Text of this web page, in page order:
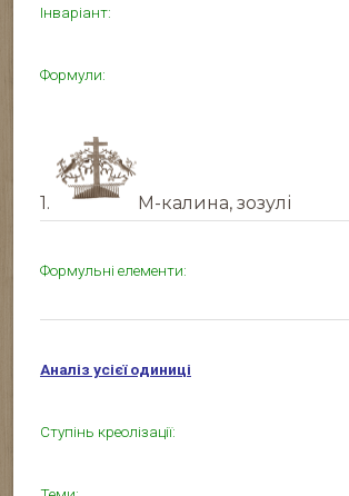
Інваріант:
Формули:
1. М-калина, зозулі
Формульні елементи:
Аналіз усієї одиниці
Ступінь креолізації: